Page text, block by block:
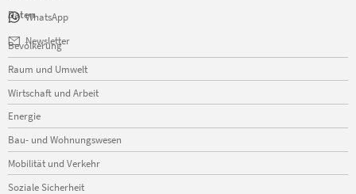
WhatsApp
Newsletter
Daten
Navigation
überspringen
Bevölkerung
Raum und Umwelt
Wirtschaft und Arbeit
Energie
Bau- und Wohnungswesen
Mobilität und Verkehr
Soziale Sicherheit